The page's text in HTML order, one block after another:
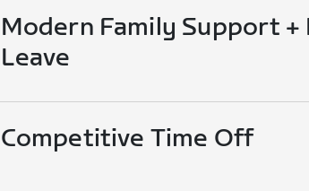
Modern Family Support +
Leave
Competitive Time Off